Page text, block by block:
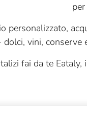
personalizzato,
dolci, vini, conserve
fai da te